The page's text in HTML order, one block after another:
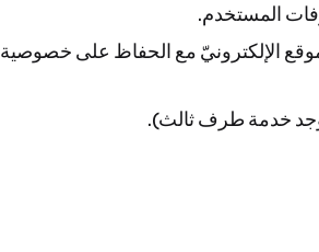
الموقع الإلكترونيّ مع الحفاظ على خصوصية